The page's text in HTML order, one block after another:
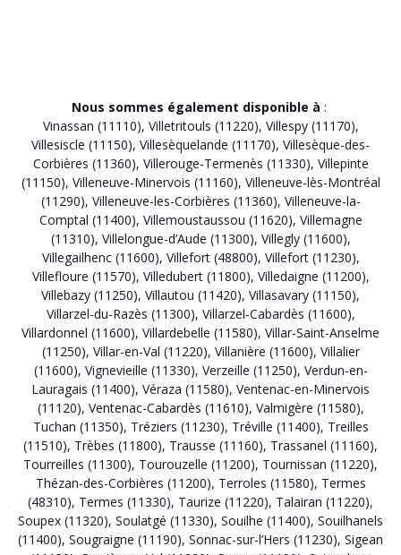
Nous sommes également disponible à :
Vinassan (11110), Villetritouls (11220), Villespy (11170),
Villesiscle (11150), Villesèquelande (11170), Villesèque-des-
Corbières (11360), Villerouge-Termenès (11330), Villepinte
(11150), Villeneuve-Minervois (11160), Villeneuve-lès-Montréal
(11290), Villeneuve-les-Corbières (11360), Villeneuve-la-
Comptal (11400), Villemoustaussou (11620), Villemagne
(11310), Villelongue-d’Aude (11300), Villegly (11600),
Villegailhenc (11600), Villefort (48800), Villefort (11230),
Villefloure (11570), Villedubert (11800), Villedaigne (11200),
Villebazy (11250), Villautou (11420), Villasavary (11150),
Villarzel-du-Razès (11300), Villarzel-Cabardès (11600),
Villardonnel (11600), Villardebelle (11580), Villar-Saint-Anselme
(11250), Villar-en-Val (11220), Villanière (11600), Villalier
(11600), Vignevieille (11330), Verzeille (11250), Verdun-en-
Lauragais (11400), Véraza (11580), Ventenac-en-Minervois
(11120), Ventenac-Cabardès (11610), Valmigère (11580),
Tuchan (11350), Tréziers (11230), Tréville (11400), Treilles
(11510), Trèbes (11800), Trausse (11160), Trassanel (11160),
Tourreilles (11300), Tourouzelle (11200), Tournissan (11220),
Thézan-des-Corbières (11200), Terroles (11580), Termes
(48310), Termes (11330), Taurize (11220), Talairan (11220),
Soupex (11320), Soulatgé (11330), Souilhe (11400), Souilhanels
(11400), Sougraigne (11190), Sonnac-sur-l’Hers (11230), Sigean